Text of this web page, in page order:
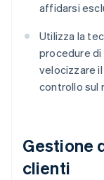
affidarsi
Utilizza la
procedure
velocizzare
controllo sul
Gestione
clienti